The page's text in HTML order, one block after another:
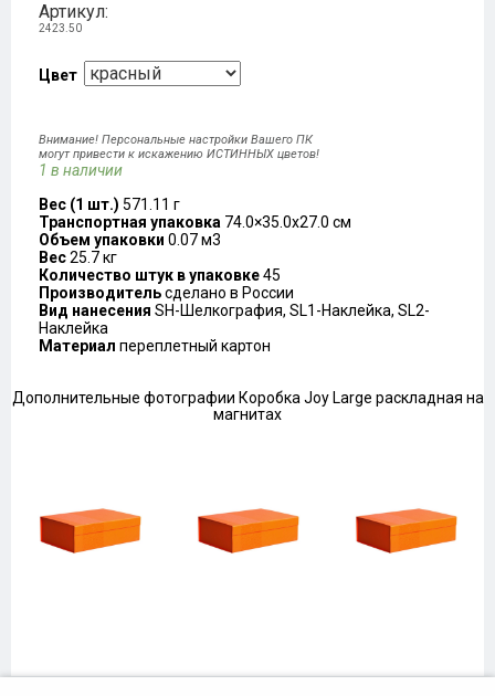
Артикул:
2423.50
Цвет
Внимание! Персональные настройки Вашего ПК
могут привести к искажению ИСТИННЫХ цветов!
1 в наличии
Вес (1 шт.) 571.11 г
Транспортная упаковка 74.0×35.0x27.0 см
Объем упаковки 0.07 м3
Вес25.7 кг
Количество штук в упаковке45
Производительсделано в России
Вид нанесения SH-Шелкография, SL1-Наклейка, SL2-
Наклейка
Материал переплетный картон
Дополнительные фотографии Коробка Joy Large раскладная на
магнитах